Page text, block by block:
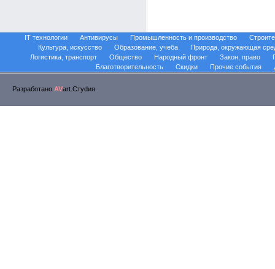
IT технологии Антивирусы Промышленность и производство
Культура, искусство
Образование, учеба
Природа, окружающая
Логистика, транспорт
Общество Народный фронт Закон, право
Благотворительность
Скидки Прочие события
Разработано AVart.Стуdия